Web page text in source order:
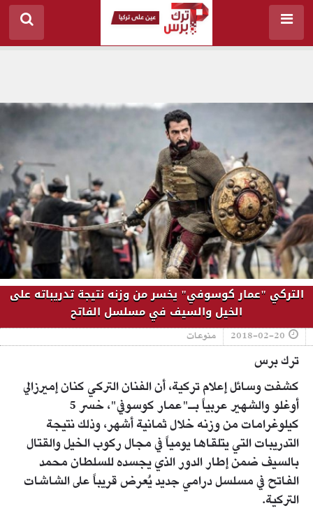
التركي "عمار كوسوفي" يخسر من وزنه نتيجة تدريباته على
الخيل والسيف في مسلسل الفاتح
2018-02-20 منوعات
ترك برس
كشفت وسائل إعلام تركية، أن الفنان التركي كنان إميرزالي
أوغلو والشهير عربياً بـ"عمار كوسوفي"، خسر 5
كيلوغرامات من وزنه خلال ثمانية أشهر، وذلك نتيجة
التدريبات التي يتلقاها يومياً في مجال ركوب الخيل والقتال
بالسيف ضمن إطار الدور الذي يجسده للسلطان محمد
الفاتح في مسلسل درامي جديد يُعرض قريباً على الشاشات
التركية.